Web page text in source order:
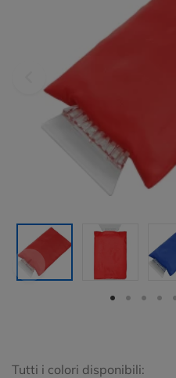
Tutti i colori disponibili: